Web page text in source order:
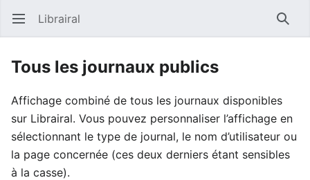
Ouvrir le menu principal Librairal
Tous les journaux publics
Affichage combiné de tous les journaux disponibles
sur Librairal. Vous pouvez personnaliser l’affichage en
sélectionnant le type de journal, le nom d’utilisateur ou
la page concernée (ces deux derniers étant sensibles
à la casse).